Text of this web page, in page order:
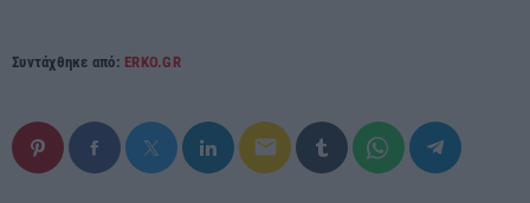
Συντάχθηκε από: ERKO.GR
email